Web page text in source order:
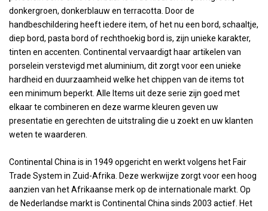
donkergroen, donkerblauw en terracotta. Door de
handbeschildering heeft iedere item, of het nu een bord, schaaltje,
diep bord, pasta bord of rechthoekig bord is, zijn unieke karakter,
tinten en accenten. Continental vervaardigt haar artikelen van
porselein verstevigd met aluminium, dit zorgt voor een unieke
hardheid en duurzaamheid welke het chippen van de items tot
een minimum beperkt. Alle Items uit deze serie zijn goed met
elkaar te combineren en deze warme kleuren geven uw
presentatie en gerechten de uitstraling die u zoekt en uw klanten
weten te waarderen.
Continental China is in 1949 opgericht en werkt volgens het Fair
Trade System in Zuid-Afrika. Deze werkwijze zorgt voor een hoog
aanzien van het Afrikaanse merk op de internationale markt. Op
de Nederlandse markt is Continental China sinds 2003 actief. Het